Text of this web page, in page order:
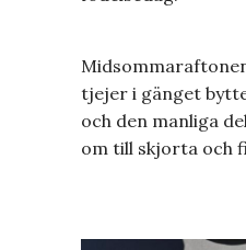
tjejer i gänget
och den manliga
om till skjorta och